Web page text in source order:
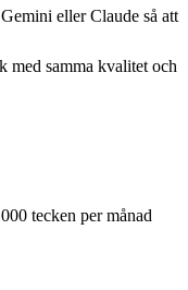
eller Claude så att
med samma kvalitet och
tecken per månad